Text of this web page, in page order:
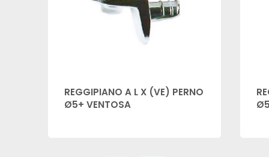
REGGIPIANO A L X (VE) PERNO
Ø5+ VENTOSA